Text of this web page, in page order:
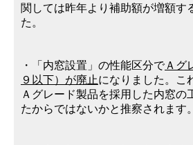
関しては昨年より補助額が増額す
た。
・ 「内窓設置」の性能区分でＡグ
９以下）が廃止になりました 。こ
Ａグレード製品を採用した内窓の
たからではないかと推察されます。